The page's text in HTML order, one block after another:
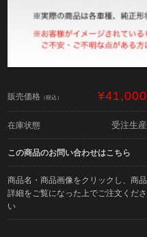
販売価格 （税込） ¥41,000
在庫状態 受注生産
この商品のお問い合わせはこちら
商品名・商品画像をクリックし、商品
詳細をご覧になった上でご注文くださ
い